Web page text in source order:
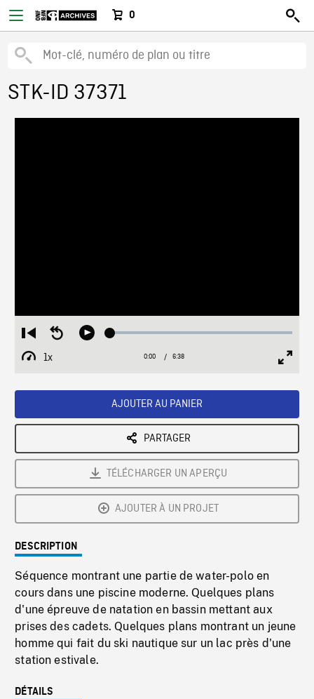
0
STK-ID 37371
Restart
from
beginning
Seek
Play Loaded:
1x
Playback
Current
0:00 / Duration
6:38
AJOUTER AU PANIER
PARTAGER
TÉLÉCHARGER UN APERÇU
AJOUTER À UN PROJET
DESCRIPTION
Séquence montrant une partie de water-polo en
cours dans une piscine moderne. Quelques plans
d'une épreuve de natation en bassin mettant aux
prises des cadets. Quelques plans montrant un jeune
homme qui fait du ski nautique sur un lac près d'une
station estivale.
DÉTAILS